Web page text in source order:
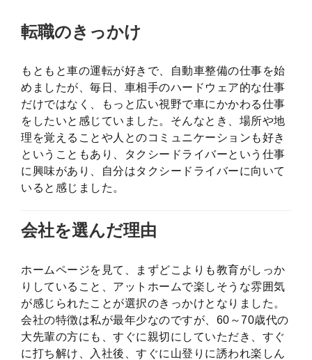
転職のきっかけ
もともと車の運転が好きで、自動車整備の仕事を始
めましたが、毎日、車相手のハードウェア的な仕事
だけではなく、もっと広い視野で車にかかわる仕事
をしたいと感じていました。そんなとき、場所や地
理を覚えることや人とのコミュニケーションも好き
ということもあり、タクシードライバーという仕事
に興味があり、自分はタクシードライバーに向いて
いると感じました。
会社を選んだ理由
ホームページを見て、まずどこよりも教育がしっか
りしていること、アットホームで楽しそうな雰囲気
が感じられたことが選択のきっかけとなりました。
会社の特徴は私が最年少なのですが、60～70歳代の
大先輩の方にも、すぐに親切にしていただき、すぐ
に打ち解け、入社後、すぐに山登りに誘われ楽しん